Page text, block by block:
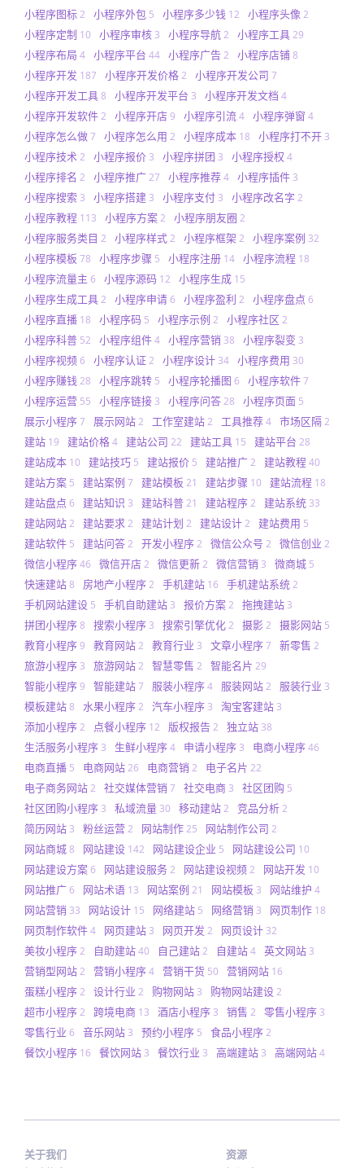
小程序图标2 小程序外包 5 小程序多少钱 12 小程序头像 2
小程序定制 10 小程序审核 3 小程序导航2 小程序工具29
小程序布局 4 小程序平台 44 小程序广告2 小程序店铺8
小程序开发 187 小程序开发价格2 小程序开发公司 7
小程序开发工具8 小程序开发平台 3 小程序开发文档 4
小程序开发软件2 小程序开店9 小程序引流4 小程序弹窗 4
小程序怎么做7 小程序怎么用 2 小程序成本 18 小程序打不开 3
小程序技术2 小程序报价 3 小程序拼团 3 小程序授权 4
小程序排名 2 小程序推广27 小程序推荐4 小程序插件 3
小程序搜索 3 小程序搭建 3 小程序支付 3 小程序改名字 2
小程序教程 113 小程序方案2 小程序朋友圈 2
小程序服务类目 2 小程序样式2 小程序框架 2 小程序案例 32
小程序模板 78 小程序步骤 5 小程序注册 14 小程序流程 18
小程序流量主 6 小程序源码 12 小程序生成 15
小程序生成工具2 小程序申请6 小程序盈利 2 小程序盘点 6
小程序直播 18 小程序码 5 小程序示例 2 小程序社区 2
小程序科普 52 小程序组件4 小程序营销 38 小程序裂变 3
小程序视频6 小程序认证2 小程序设计 34 小程序费用 30
小程序赚钱28 小程序跳转 5 小程序轮播图 6 小程序软件7
小程序运营 55 小程序链接 3 小程序问答28 小程序页面 5
展示小程序7 展示网站2 工作室建站2 工具推荐4 市场区隔2
建站 19 建站价格4 建站公司 22 建站工具 15 建站平台 28
建站成本 10 建站技巧 5 建站报价 5 建站推广2 建站教程40
建站方案 5 建站案例 7 建站模板 21 建站步骤 10 建站流程 18
建站盘点 6 建站知识 3 建站科普21 建站程序2 建站系统 33
建站网站2 建站要求2 建站计划 2 建站设计2 建站费用 5
建站软件 5 建站问答2 开发小程序2 微信公众号 2 微信创业 2
微信小程序46 微信开店2 微信更新2 微信营销 3 微商城 5
快速建站8 房地产小程序2 手机建站 16 手机建站系统2
手机网站建设 5 手机自助建站 3 报价方案2 拖拽建站 3
拼团小程序8 搜索小程序 3 搜索引擎优化2 摄影2 摄影网站 5
教育小程序9 教育网站2 教育行业 3 文章小程序7 新零售 2
旅游小程序 3 旅游网站2 智慧零售 2 智能名片 29
智能小程序9 智能建站7 服装小程序4 服装网站2 服装行业 3
模板建站8 水果小程序2 汽车小程序 3 淘宝客建站 3
添加小程序2 点餐小程序 12 版权报告2 独立站 38
生活服务小程序 3 生鲜小程序4 申请小程序 3 电商小程序46
电商直播 5 电商网站26 电商营销 2 电子名片 22
电子商务网站2 社交媒体营销 7 社交电商 3 社区团购 5
社区团购小程序 3 私域流量 30 移动建站2 竞品分析2
简历网站 3 粉丝运营2 网站制作25 网站制作公司 2
网站商城8 网站建设 142 网站建设企业 5 网站建设公司 10
网站建设方案6 网站建设服务2 网站建设视频2 网站开发 10
网站推广6 网站术语 13 网站案例 21 网站模板 3 网站维护 4
网站营销 33 网站设计 15 网络建站 5 网络营销 3 网页制作 18
网页制作软件4 网页建站 3 网页开发 2 网页设计 32
美妆小程序2 自助建站40 自己建站2 自建站4 英文网站 3
营销型网站2 营销小程序4 营销干货 50 营销网站 16
蛋糕小程序2 设计行业 2 购物网站 3 购物网站建设2
超市小程序2 跨境电商 13 酒店小程序 3 销售 2 零售小程序 3
零售行业 6 音乐网站 3 预约小程序 5 食品小程序2
餐饮小程序 16 餐饮网站 3 餐饮行业 3 高端建站 3 高端网站4
关于我们
资源